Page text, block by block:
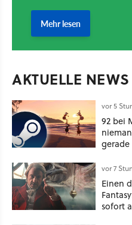
AKTUELLE NEWS
vor 5
92 bei
vor 7
Einen
sofort